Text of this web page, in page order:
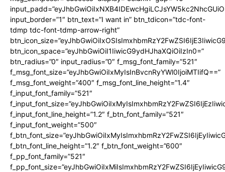
input_border=”1″ btn_text=”I want in” btn_tdicon=”tdc-font-
tdmp tdc-font-tdmp-arrow-right”
btn_icon_space=”eyJhbGwiOiI1IiwicG9ydHJhaXQiOiIzIn0=”
btn_radius=”0″ input_radius=”0″ f_msg_font_family=”521″
f_msg_font_size=”eyJhbGwiOiIxMyIsInBvcnRyYWl0IjoiMTIifQ==”
f_msg_font_weight=”400″ f_msg_font_line_height=”1.4″
f_input_font_family=”521″
f_input_font_line_height=”1.2″ f_btn_font_family=”521″
f_input_font_weight=”500″
f_btn_font_line_height=”1.2″ f_btn_font_weight=”600″
f_pp_font_family=”521″